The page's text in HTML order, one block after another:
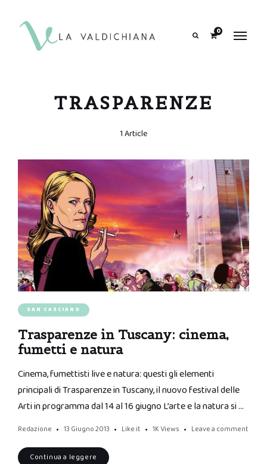
0
TRASPARENZE
1 Article
SAN CASCIANO
Trasparenze in Tuscany: cinema,
fumetti e natura
Cinema, fumettisti live e natura: questi gli elementi
principali di Trasparenze in Tuscany, il nuovo festival delle
Arti in programma dal 14 al 16 giugno L’arte e la natura si …
Redazione 13 Giugno 2013 Like it 1K Views Leave a comment
Continua a leggere